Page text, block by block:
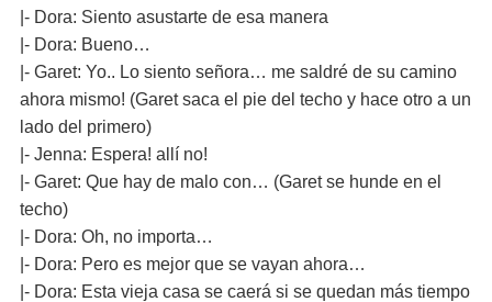
|- Dora: Siento asustarte de esa manera
|- Dora: Bueno…
|- Garet: Yo.. Lo siento señora… me saldré de su camino
ahora mismo! (Garet saca el pie del techo y hace otro a un
lado del primero)
|- Jenna: Espera! allí no!
|- Garet: Que hay de malo con… (Garet se hunde en el
techo)
|- Dora: Oh, no importa…
|- Dora: Pero es mejor que se vayan ahora…
|- Dora: Esta vieja casa se caerá si se quedan más tiempo